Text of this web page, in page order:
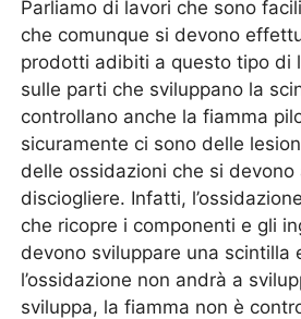
Parliamo di lavori che sono
che comunque si devono
prodotti adibiti a questo tipo di
sulle parti che sviluppano la
controllano anche la fiamma
sicuramente ci sono delle
delle ossidazioni che si
disciogliere. Infatti,
che ricopre i componenti e gli
devono sviluppare una scintilla
l’ossidazione non andrà a
sviluppa, la fiamma non è